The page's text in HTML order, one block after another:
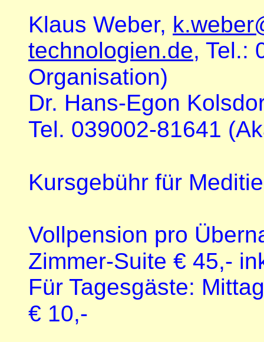
Klaus Weber,
technologien.de, Tel.:
Organisation)
Dr. Hans-Egon
Tel. 039002-81641
Kursgebühr für
Vollpension pro
Zimmer-Suite € 45,-
Für Tagesgäste:
€ 10,-